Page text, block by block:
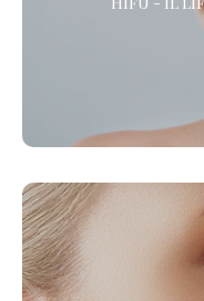
chirurgia estetica per
delle rughe
DEEP SKIN